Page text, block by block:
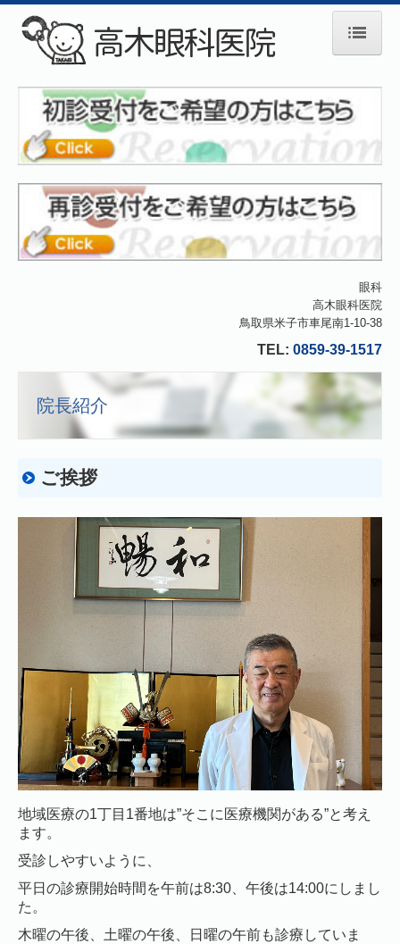
院長紹介
診療のご案内
一般眼科・その他
コンタクトレンズ
施設・設備のご案内
眼科
高木眼科医院
鳥取県米子市車尾南1-10-38
TEL: 0859-39-1517
院長紹介
ご挨拶
地域医療の1丁目1番地は”そこに医療機関がある”と考え
ます。
受診しやすいように、
平日の診療開始時間を午前は8:30、午後は14:00にしまし
た。
木曜の午後、土曜の午後、日曜の午前も診療していま